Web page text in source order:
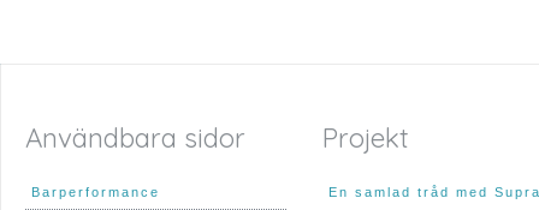
Användbara sidor
Barperformance
Projekt
En samlad tråd med